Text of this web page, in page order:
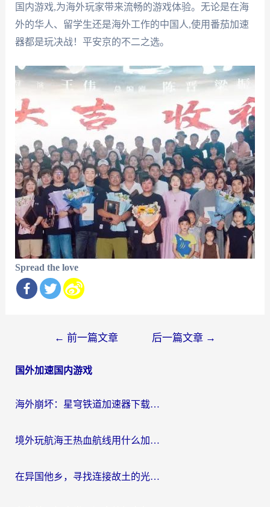
国内游戏,为海外玩家带来流畅的游戏体验。无论是在海
外的华人、留学生还是海外工作的中国人,使用番茄加速
器都是玩决战！平安京的不二之选。
Spread the love
导
← 前一篇文章 后一篇文章 →
国外加速国内游戏
海外崩坏：星穹铁道加速器下载安装：一份给游子的终极网络指南
境外玩航海王热血航线用什么加速器？2026海外玩家实测最优方案（附欧洲问道堡垒前线加速技巧）
在异国他乡，寻找连接故土的光明大陆免费加速器